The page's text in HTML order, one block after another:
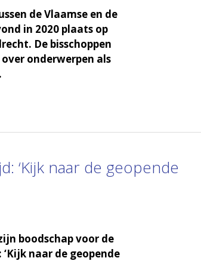
de Vlaamse en de
in 2020 plaats op
De bisschoppen
onderwerpen als
‘Kijk naar de geopende
boodschap voor de
naar de geopende